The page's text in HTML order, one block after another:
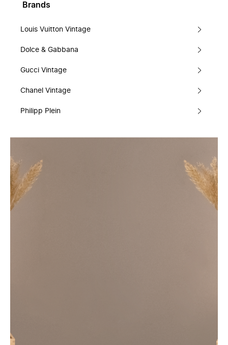
Brands
Louis Vuitton Vintage
Dolce & Gabbana
Gucci Vintage
Chanel Vintage
Philipp Plein